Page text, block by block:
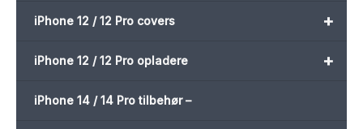
+
iPhone 12 / 12 Pro covers
+
iPhone 12 / 12 Pro opladere
iPhone 14 / 14 Pro tilbehør –